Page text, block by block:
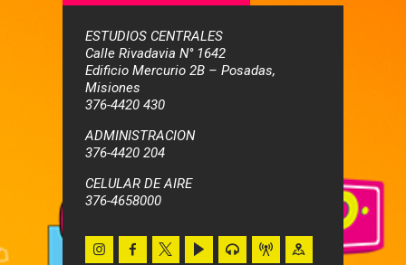
ESTUDIOS CENTRALES
Calle Rivadavia N° 1642
Edificio Mercurio 2B – Posadas,
Misiones
376-4420 430
ADMINISTRACION
376-4420 204
CELULAR DE AIRE
376-4658000